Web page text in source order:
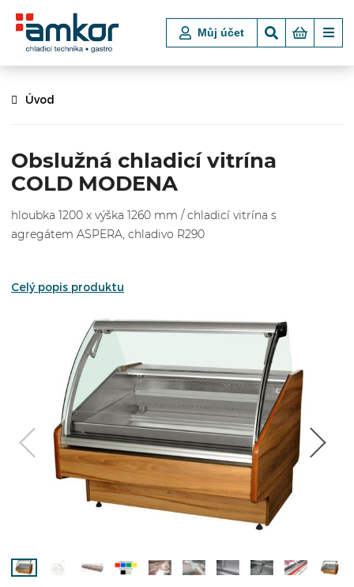
Můj účet
Úvod
Obslužná chladicí vitrína
COLD MODENA
hloubka 1200 x výška 1260 mm / chladicí vitrína s
agregátem ASPERA, chladivo R290
Celý popis produktu